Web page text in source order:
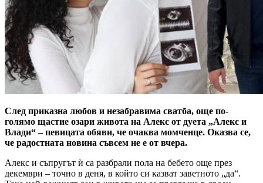
След приказна любов и незабравима сватба, още по-
голямо щастие озари живота на Алекс от дуета „Алекс и
Влади“ – певицата обяви, че очаква момченце. Оказва се,
че радостната новина съвсем не е от вчера.
Алекс и съпругът ѝ са разбрали пола на бебето още през
декември – точно в деня, в който си казват заветното „да“.